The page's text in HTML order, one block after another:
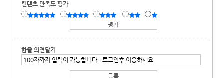
컨텐츠 만족도 평가
한줄 의견달기